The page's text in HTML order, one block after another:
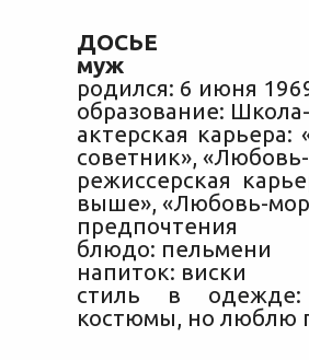
ДОСЬЕ
муж
родился: 6 июня
образование:
актерская карьера:
советник»,
режиссерская
выше», «Любовь-
предпочтения
блюдо: пельмени
напиток: виски
стиль в одежде:
костюмы, но люблю